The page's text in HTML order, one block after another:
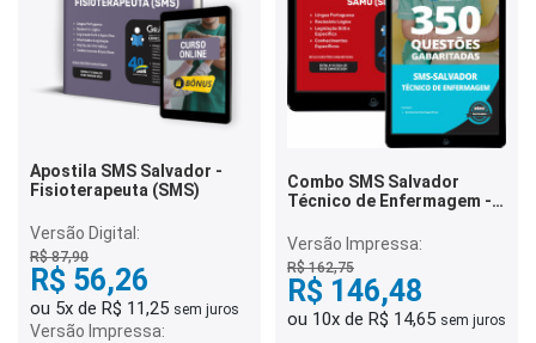
Apostila SMS Salvador -
Fisioterapeuta (SMS)
Versão Digital:
R$ 87,90
R$ 56,26
ou 5x de R$ 11,25 sem juros
Versão Impressa:
Combo SMS Salvador
Técnico de Enfermagem -
Versão Impressa:
R$ 162,75
R$ 146,48
ou 10x de R$ 14,65 sem juros